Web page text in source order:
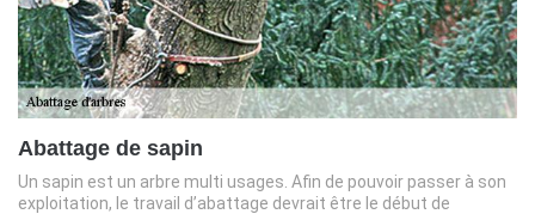
Abattage de sapin
Un sapin est un arbre multi usages. Afin de pouvoir passer à son
exploitation, le travail d’abattage devrait être le début de